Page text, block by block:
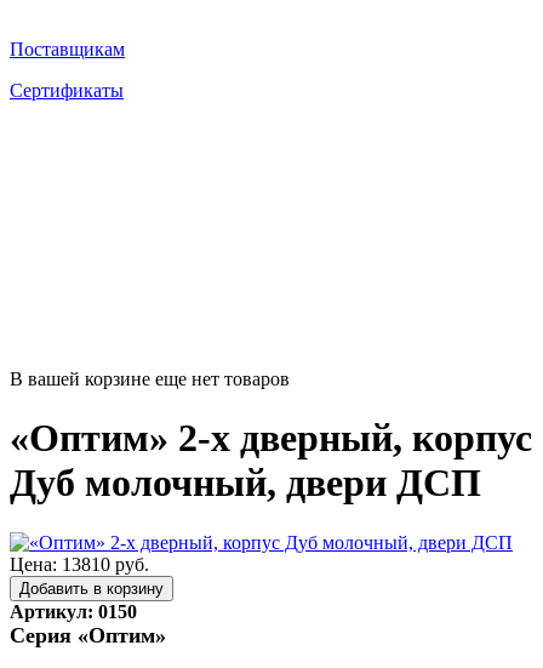
Поставщикам
Сертификаты
В вашей корзине еще нет товаров
«Оптим» 2-х дверный, корпус
Дуб молочный, двери ДСП
Цена: 13810 руб.
Артикул: 0150
Серия «Оптим»